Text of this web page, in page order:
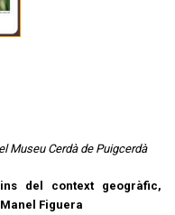
Museu Cerdà de Puigcerdà
del context geogràfic,
Figuera